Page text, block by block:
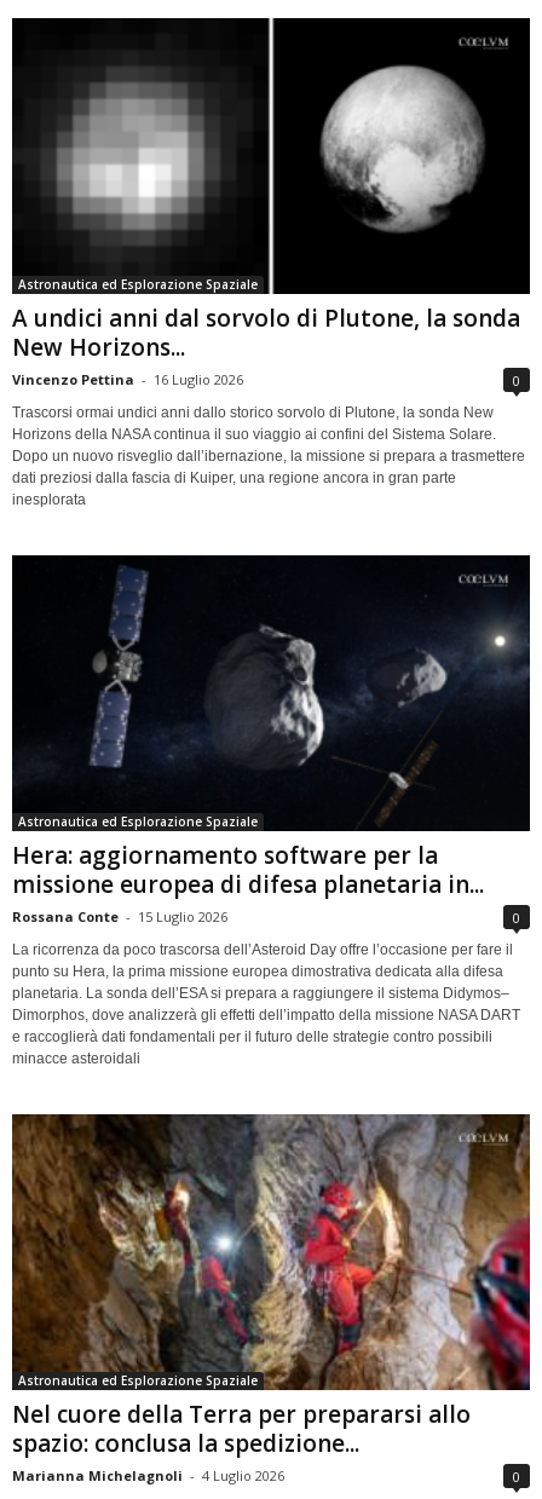
Astronautica ed Esplorazione Spaziale
A undici anni dal sorvolo di Plutone, la sonda
New Horizons...
Vincenzo Pettina - 16 Luglio 2026 0
Trascorsi ormai undici anni dallo storico sorvolo di Plutone, la sonda New
Horizons della NASA continua il suo viaggio ai confini del Sistema Solare.
Dopo un nuovo risveglio dall’ibernazione, la missione si prepara a trasmettere
dati preziosi dalla fascia di Kuiper, una regione ancora in gran parte
inesplorata
Astronautica ed Esplorazione Spaziale
Hera: aggiornamento software per la
missione europea di difesa planetaria in...
Rossana Conte - 15 Luglio 2026 0
La ricorrenza da poco trascorsa dell’Asteroid Day offre l’occasione per fare il
punto su Hera, la prima missione europea dimostrativa dedicata alla difesa
planetaria. La sonda dell’ESA si prepara a raggiungere il sistema Didymos–
Dimorphos, dove analizzerà gli effetti dell’impatto della missione NASA DART
e raccoglierà dati fondamentali per il futuro delle strategie contro possibili
minacce asteroidali
Astronautica ed Esplorazione Spaziale
Nel cuore della Terra per prepararsi allo
spazio: conclusa la spedizione...
Marianna Michelagnoli - 4 Luglio 2026 0